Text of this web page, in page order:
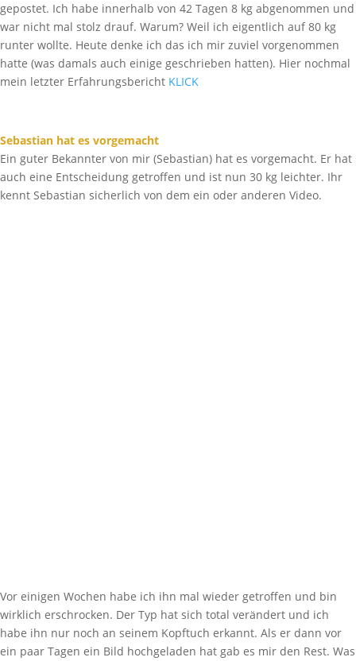
gepostet. Ich habe innerhalb von 42 Tagen 8 kg abgenommen und
war nicht mal stolz drauf. Warum? Weil ich eigentlich auf 80 kg
runter wollte. Heute denke ich das ich mir zuviel vorgenommen
hatte (was damals auch einige geschrieben hatten). Hier nochmal
mein letzter Erfahrungsbericht KLICK
Sebastian hat es vorgemacht
Ein guter Bekannter von mir (Sebastian) hat es vorgemacht. Er hat
auch eine Entscheidung getroffen und ist nun 30 kg leichter. Ihr
kennt Sebastian sicherlich von dem ein oder anderen Video.
Vor einigen Wochen habe ich ihn mal wieder getroffen und bin
wirklich erschrocken. Der Typ hat sich total verändert und ich
habe ihn nur noch an seinem Kopftuch erkannt. Als er dann vor
ein paar Tagen ein Bild hochgeladen hat gab es mir den Rest. Was